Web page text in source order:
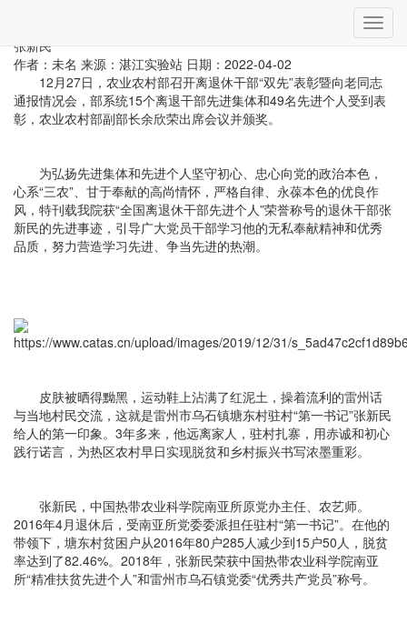
切
换
航
奋战在脱贫攻坚最前沿的“第一书记”——记全国离退休干部先进个人
张新民
作者：未名 来源：湛江实验站 日期：2022-04-02
12月27日，农业农村部召开离退休干部“双先”表彰暨向老同志
通报情况会，部系统15个离退干部先进集体和49名先进个人受到表
彰，农业农村部副部长余欣荣出席会议并颁奖。
为弘扬先进集体和先进个人坚守初心、忠心向党的政治本色，
心系“三农”、甘于奉献的高尚情怀，严格自律、永葆本色的优良作
风，特刊载我院获“全国离退休干部先进个人”荣誉称号的退休干部张
新民的先进事迹，引导广大党员干部学习他的无私奉献精神和优秀
品质，努力营造学习先进、争当先进的热潮。
皮肤被晒得黝黑，运动鞋上沾满了红泥土，操着流利的雷州话
与当地村民交流，这就是雷州市乌石镇塘东村驻村“第一书记”张新民
给人的第一印象。3年多来，他远离家人，驻村扎寨，用赤诚和初心
践行诺言，为热区农村早日实现脱贫和乡村振兴书写浓墨重彩。
张新民，中国热带农业科学院南亚所原党办主任、农艺师。
2016年4月退休后，受南亚所党委委派担任驻村“第一书记”。在他的
带领下，塘东村贫困户从2016年80户285人减少到15户50人，脱贫
率达到了82.46%。2018年，张新民荣获中国热带农业科学院南亚
所“精准扶贫先进个人”和雷州市乌石镇党委“优秀共产党员”称号。